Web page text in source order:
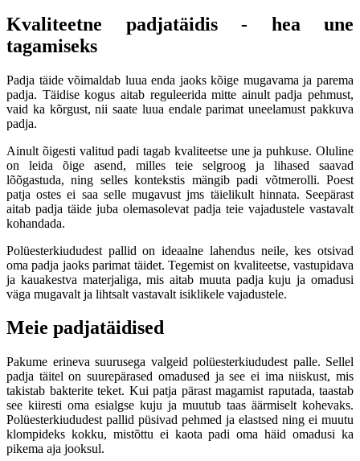
Kvaliteetne padjatäidis - hea une
tagamiseks
Padja täide võimaldab luua enda jaoks kõige mugavama ja parema
padja. Täidise kogus aitab reguleerida mitte ainult padja pehmust,
vaid ka kõrgust, nii saate luua endale parimat uneelamust pakkuva
padja.
Ainult õigesti valitud padi tagab kvaliteetse une ja puhkuse. Oluline
on leida õige asend, milles teie selgroog ja lihased saavad
lõõgastuda, ning selles kontekstis mängib padi võtmerolli. Poest
patja ostes ei saa selle mugavust jms täielikult hinnata. Seepärast
aitab padja täide juba olemasolevat padja teie vajadustele vastavalt
kohandada.
Polüesterkiududest pallid on ideaalne lahendus neile, kes otsivad
oma padja jaoks parimat täidet. Tegemist on kvaliteetse, vastupidava
ja kauakestva materjaliga, mis aitab muuta padja kuju ja omadusi
väga mugavalt ja lihtsalt vastavalt isiklikele vajadustele.
Meie padjatäidised
Pakume erineva suurusega valgeid polüesterkiududest palle. Sellel
padja täitel on suurepärased omadused ja see ei ima niiskust, mis
takistab bakterite teket. Kui patja pärast magamist raputada, taastab
see kiiresti oma esialgse kuju ja muutub taas äärmiselt kohevaks.
Polüesterkiududest pallid püsivad pehmed ja elastsed ning ei muutu
klompideks kokku, mistõttu ei kaota padi oma häid omadusi ka
pikema aja jooksul.